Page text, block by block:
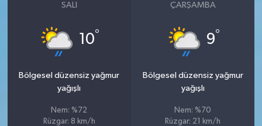
SALI
10°
Bölgesel düzensiz yağmur
yağışlı
Nem: %72
Rüzgar: 8 km/h
ÇARŞAMBA
9°
Bölgesel düzensiz yağmur
yağışlı
Nem: %70
Rüzgar: 21 km/h